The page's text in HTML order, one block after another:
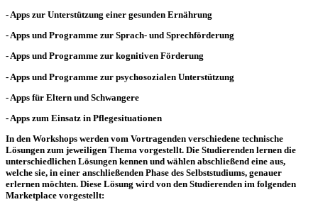
- Apps zur Unterstützung einer gesunden Ernährung
- Apps und Programme zur Sprach- und Sprechförderung
- Apps und Programme zur kognitiven Förderung
- Apps und Programme zur psychosozialen Unterstützung
- Apps für Eltern und Schwangere
- Apps zum Einsatz in Pflegesituationen
In den Workshops werden vom Vortragenden verschiedene technische
Lösungen zum jeweiligen Thema vorgestellt. Die Studierenden lernen die
unterschiedlichen Lösungen kennen und wählen abschließend eine aus,
welche sie, in einer anschließenden Phase des Selbststudiums, genauer
erlernen möchten. Diese Lösung wird von den Studierenden im folgenden
Marketplace vorgestellt: